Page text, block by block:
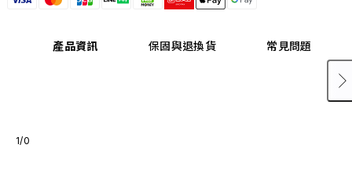
產品資訊 保固與退換貨 常見問題
1/0